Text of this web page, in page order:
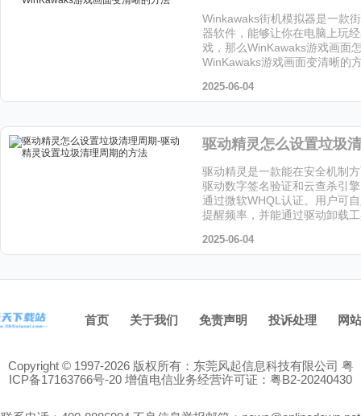
Winkawaks街机模拟器是一款
器软件，能够让你在电脑上玩
戏，那么WinKawaks游戏画面
WinKawaks游戏画面变清晰的
2025-06-04
驱动精灵是一款能在安全机制
驱动数字签名验证和云查杀引
通过微软WHQL认证。用户可
提醒频率，并能通过驱动卸载
站下载吧！
2025-06-04
首页 关于我们 免责声明 投诉处理 网
Copyright © 1997-2026 版权所有：东莞风起信息科技有限公司 粤
ICP备17163766号-20 增值电信业务经营许可证：粤B2-20240430